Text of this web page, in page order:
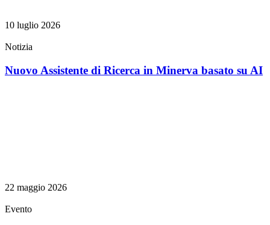
10 luglio 2026
Notizia
Nuovo Assistente di Ricerca in Minerva basato su AI
22 maggio 2026
Evento